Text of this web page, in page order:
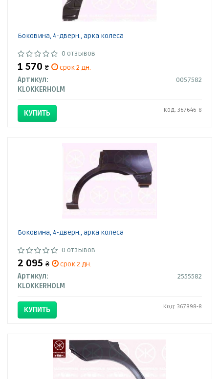
Боковина, 4-дверн., арка колеса
0 отзывов
1 570 ₴
срок 2 дн.
Артикул:
0057582
KLOKKERHOLM
КУПИТЬ Код: 367646-8
Боковина, 4-дверн., арка колеса
0 отзывов
2 095 ₴
срок 2 дн.
Артикул:
2555582
KLOKKERHOLM
КУПИТЬ Код: 367898-8